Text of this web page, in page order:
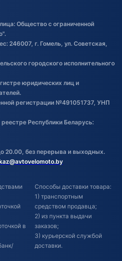
Общество с ограниченной
246007, г. Гомель, ул. Советская,
городского исполнительного
юридических лиц и
регистрации №491051737, УНП
Республики Беларусь:
20.00, без перерыва и выходных.
в
Способы доставки товара:
1) транспортным
средством продавца;
2) из пункта выдачи
заказов;
3) курьерской службой
доставки.